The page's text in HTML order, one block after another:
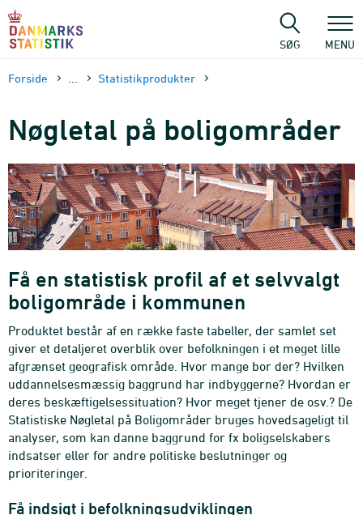
sidens
SØG MENU
Forside Statistikprodukter
Nøgletal på bolig­områder
Få en statistisk profil af et selvvalgt
boligområde i kommunen
Produktet består af en række faste tabeller, der samlet set
giver et detaljeret overblik over befolkningen i et meget lille
afgrænset geografisk område. Hvor mange bor der? Hvilken
uddannelsesmæssig baggrund har indbyggerne? Hvordan er
deres beskæftigelsessituation? Hvor meget tjener de osv.? De
Statistiske Nøgletal på Boligområder bruges hovedsageligt til
analyser, som kan danne baggrund for fx boligselskabers
indsatser eller for andre politiske beslutninger og
prioriteringer.
Få indsigt i befolkningsudviklingen